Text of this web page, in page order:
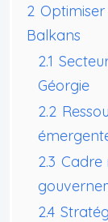
2
Balkans
2.1
Géorgie
2.2
2.3 Cadre
2.4